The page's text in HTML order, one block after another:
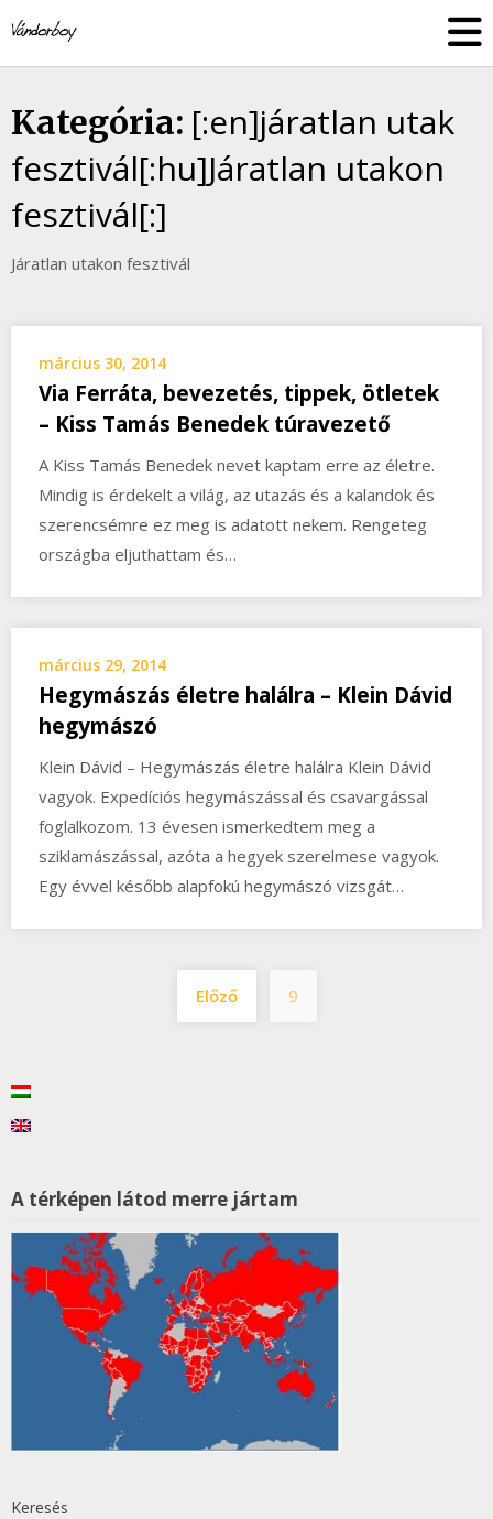
to
content
Kategória: [:en]járatlan utak
fesztivál[:hu]Járatlan utakon
fesztivál[:]
Járatlan utakon fesztivál
március 30, 2014
Via Ferráta, bevezetés, tippek, ötletek
– Kiss Tamás Benedek túravezető
A Kiss Tamás Benedek nevet kaptam erre az életre.
Mindig is érdekelt a világ, az utazás és a kalandok és
szerencsémre ez meg is adatott nekem. Rengeteg
országba eljuthattam és…
március 29, 2014
Hegymászás életre halálra – Klein Dávid
hegymászó
Klein Dávid – Hegymászás életre halálra Klein Dávid
vagyok. Expedíciós hegymászással és csavargással
foglalkozom. 13 évesen ismerkedtem meg a
sziklamászással, azóta a hegyek szerelmese vagyok.
Egy évvel később alapfokú hegymászó vizsgát…
Bejegyzések
lapozása
Előző 9
A térképen látod merre jártam
Keresés